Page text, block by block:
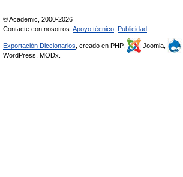
© Academic, 2000-2026
Contacte con nosotros: Apoyo técnico Publicidad
Exportación Diccionarios , creado en PHP, Joomla,
WordPress, MODx.